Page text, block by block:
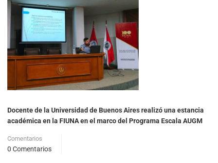
Docente de la Universidad de Buenos Aires realizó una estancia
académica en la FIUNA en el marco del Programa Escala AUGM
Comentarios
0 Comentarios